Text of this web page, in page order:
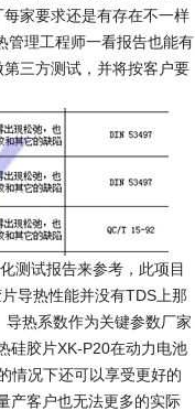
家要求还是有存在不一样
管理工程师一看报告也能有
三方测试，并将按客户要
测试报告来参考，此项目
导热性能并没有TDS上那
热系数作为关键参数厂家
硅胶片XK-P20在动力电池
情况下还可以享受更好的
产客户也无法更多的实际